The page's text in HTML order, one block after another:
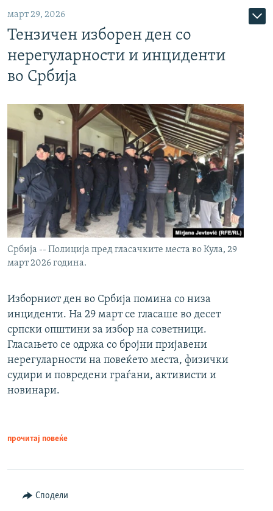
март 29, 2026
Тензичен изборен ден со
нерегуларности и инциденти
во Србија
Србија -- Полиција пред гласачките места во Кула, 29
март 2026 година.
Изборниот ден во Србија помина со низа
инциденти. На 29 март се гласаше во десет
српски општини за избор на советници.
Гласањето се одржа со бројни пријавени
нерегуларности на повеќето места, физички
судири и повредени граѓани, активисти и
новинари.
прочитај повеќе
Сподели